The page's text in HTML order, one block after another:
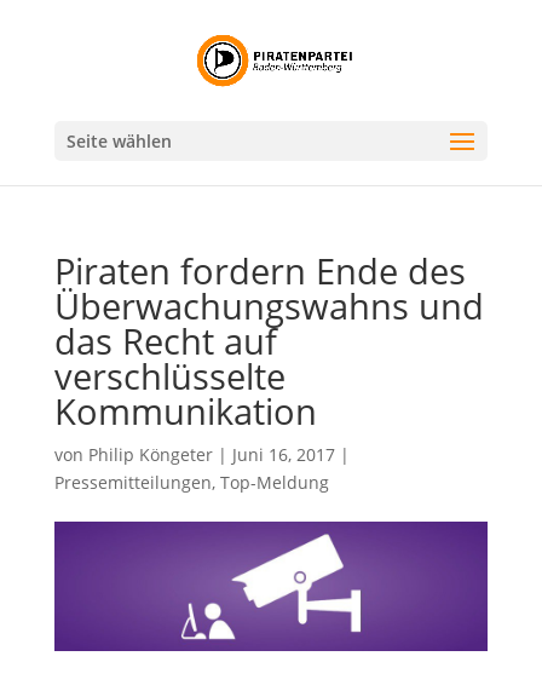
Seite wählen
Piraten fordern Ende des
Überwachungswahns und
das Recht auf
verschlüsselte
Kommunikation
von Philip Köngeter| Juni 16, 2017|
Pressemitteilungen, Top-Meldung